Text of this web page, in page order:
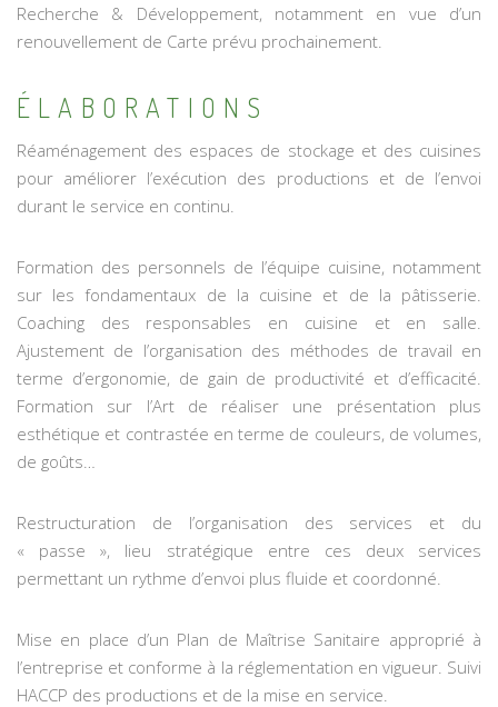
Recherche & Développement, notamment en vue d’un
renouvellement de Carte prévu prochainement.
ÉLABORATIONS
Réaménagement des espaces de stockage et des cuisines
pour améliorer l’exécution des productions et de l’envoi
durant le service en continu.
Formation des personnels de l’équipe cuisine, notamment
sur les fondamentaux de la cuisine et de la pâtisserie.
Coaching des responsables en cuisine et en salle.
Ajustement de l’organisation des méthodes de travail en
terme d’ergonomie, de gain de productivité et d’efficacité.
Formation sur l’Art de réaliser une présentation plus
esthétique et contrastée en terme de couleurs, de volumes,
de goûts…
Restructuration de l’organisation des services et du
« passe », lieu stratégique entre ces deux services
permettant un rythme d’envoi plus fluide et coordonné.
Mise en place d’un Plan de Maîtrise Sanitaire approprié à
l’entreprise et conforme à la réglementation en vigueur. Suivi
HACCP des productions et de la mise en service.